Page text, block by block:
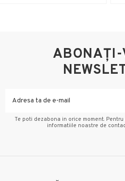
Te poti dezabona in orice moment.
informatiile noastre de